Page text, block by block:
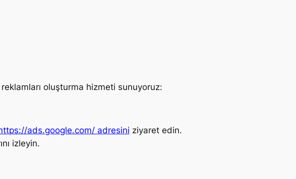
oluşturma hizmeti sunuyoruz:
ads.google.com/ adresini ziyaret edin.
izleyin.